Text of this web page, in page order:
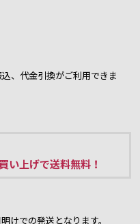
、代金引換がご利用できま
い上げで送料無料！
けでの発送となります。